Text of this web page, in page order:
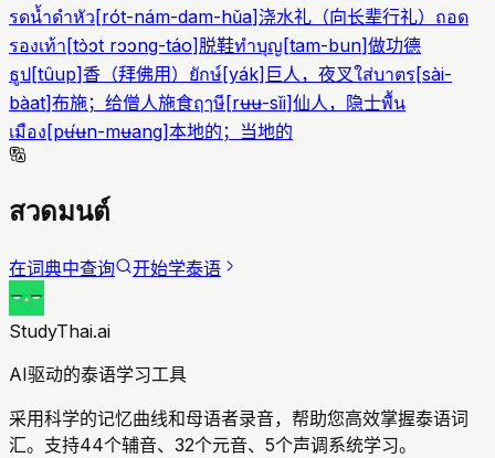
รดน้ำดำหัว[rót-nám-dam-hǔa]浇水礼（向长辈行礼） ถอด
รองเท้า[tɔ̀ɔt rɔɔng-táo]脱鞋ทำบุญ[tam-bun]做功德
ธูป[tûup]香（拜佛用） ยักษ์[yák]巨人，夜叉ใส่บาตร[sài-
bàat]布施；给僧人施食ฤๅษี[rʉʉ-sǐi]仙人，隐士พื้น
เมือง[pʉ́ʉn-mʉang]本地的；当地的
สวดมนต์
在词典中查询 开始学泰语
StudyThai.ai
AI驱动的泰语学习工具
采用科学的记忆曲线和母语者录音，帮助您高效掌握泰语词
汇。支持44个辅音、32个元音、5个声调系统学习。